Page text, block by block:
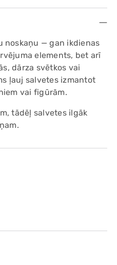
noskaņu — gan ikdienas
elements, bet arī
dārza svētkos vai
ļauj salvetes izmantot
vai figūrām.
tādēļ salvetes ilgāk